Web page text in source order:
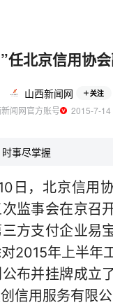
任北京信用协
山西新闻网 关注
闻网官方账号
2015-7-
事尽掌握
日，北京信用
监事会在京召
方支付企业易
2015年上半年
布并挂牌成立
信用服务有限公